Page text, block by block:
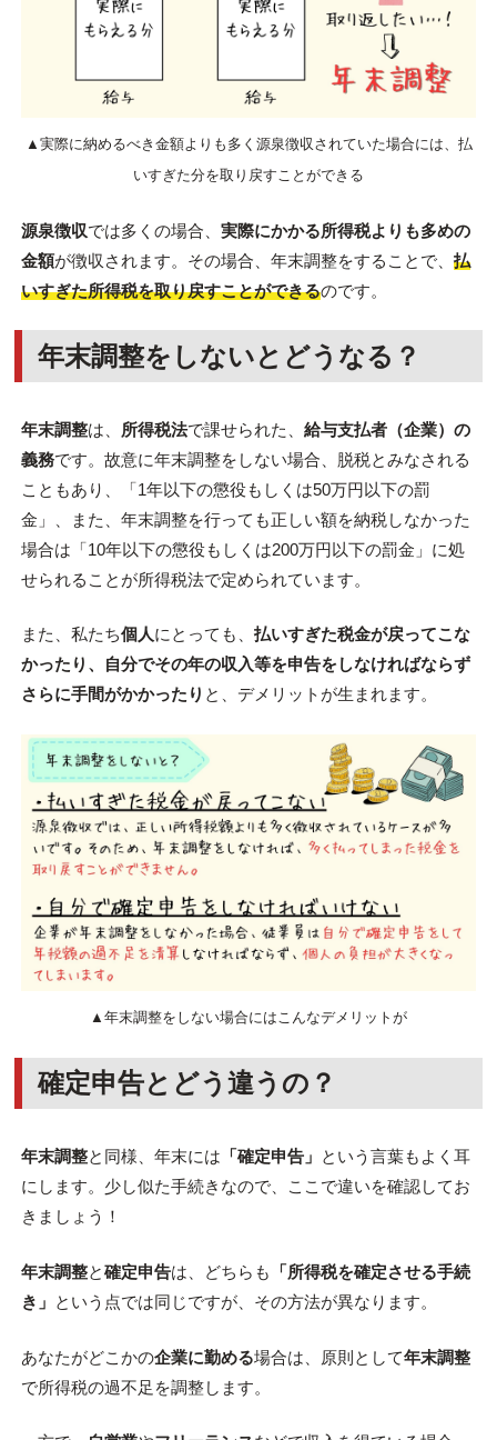
▲実際に納めるべき金額よりも多く源泉徴収されていた場合には、払
いすぎた分を取り戻すことができる
源泉徴収では多くの場合、 実際にかかる所得税よりも多めの
金額が徴収されます。その場合、年末調整をすることで、 払
いすぎた所得税を取り戻すことができるのです。
年末調整をしないとどうなる？
年末調整は、 所得税法で課せられた、 給与支払者（企業）の
義務です。故意に年末調整をしない場合、脱税とみなされる
こともあり、「1年以下の懲役もしくは50万円以下の罰
金」、また、年末調整を行っても正しい額を納税しなかった
場合は「10年以下の懲役もしくは200万円以下の罰金」に処
せられることが所得税法で定められています。
また、私たち個人にとっても、 払いすぎた税金が戻ってこな
かったり、自分でその年の収入等を申告をしなければならず
さらに手間がかかったり と、デメリットが生まれます。
▲年末調整をしない場合にはこんなデメリットが
確定申告とどう違うの？
年末調整と同様、年末には 「確定申告」 という言葉もよく耳
にします。少し似た手続きなので、ここで違いを確認してお
きましょう！
年末調整と確定申告は、どちらも
「所得税を確定させる手続
き」 という点では同じですが、その方法が異なります。
あなたがどこかの企業に勤める場合は、原則として年末調整
で所得税の過不足を調整します。